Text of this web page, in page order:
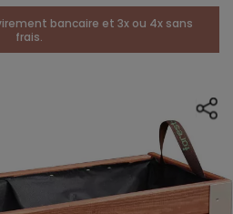
bancaire et 3x ou 4x sans
frais.